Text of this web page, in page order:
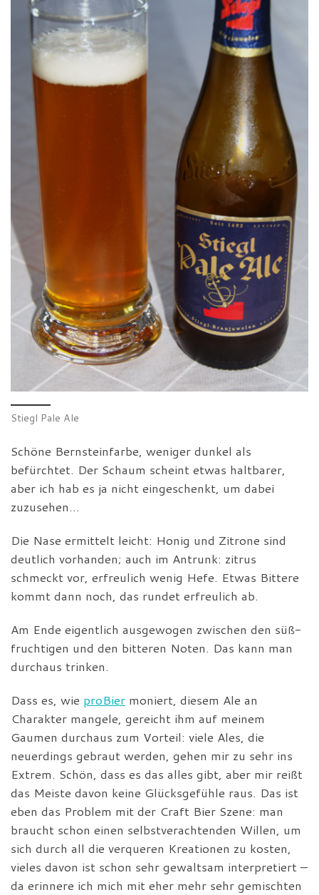
Stiegl Pale Ale
Schöne Bernsteinfarbe, weniger dunkel als
befürchtet. Der Schaum scheint etwas haltbarer,
aber ich hab es ja nicht eingeschenkt, um dabei
zuzusehen…
Die Nase ermittelt leicht: Honig und Zitrone sind
deutlich vorhanden; auch im Antrunk: zitrus
schmeckt vor, erfreulich wenig Hefe. Etwas Bittere
kommt dann noch, das rundet erfreulich ab.
Am Ende eigentlich ausgewogen zwischen den süß-
fruchtigen und den bitteren Noten. Das kann man
durchaus trinken.
Dass es, wie proBier moniert, diesem Ale an
Charakter mangele, gereicht ihm auf meinem
Gaumen durchaus zum Vorteil: viele Ales, die
neuerdings gebraut werden, gehen mir zu sehr ins
Extrem. Schön, dass es das alles gibt, aber mir reißt
das Meiste davon keine Glücksgefühle raus. Das ist
eben das Problem mit der Craft Bier Szene: man
braucht schon einen selbstverachtenden Willen, um
sich durch all die verqueren Kreationen zu kosten,
vieles davon ist schon sehr gewaltsam interpretiert –
da erinnere ich mich mit eher mehr sehr gemischten